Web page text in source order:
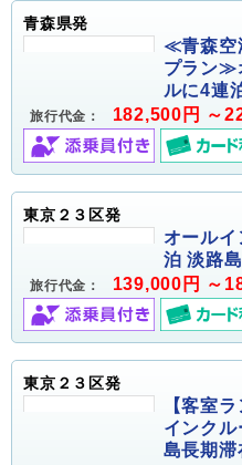
青森県発
≪青森空
プラン≫
ルに4連
旅行代金： 182,500円 ～
東京２３区発
オールイ
泊 淡路
旅行代金： 139,000円 ～
東京２３区発
【客室
インク
島長期滞